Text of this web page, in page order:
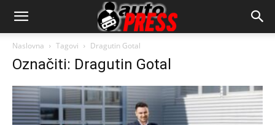
AutopressHR
Naslovna Tagovi Dragutin Gotal
Označiti: Dragutin Gotal